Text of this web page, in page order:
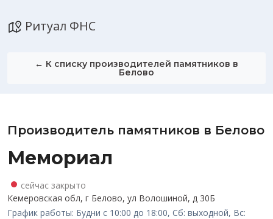
Ритуал ФНС
← К списку производителей памятников в
Белово
Производитель памятников в Белово
Мемориал
сейчас закрыто
Кемеровская обл, г Белово, ул Волошиной, д 30Б
График работы: Будни с 10:00 до 18:00, Сб: выходной, Вс: